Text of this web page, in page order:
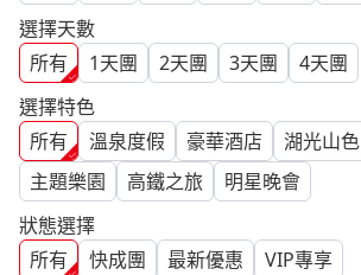
選擇天數
所有
1天團 2天團 3天團 4天團
選擇特色
所有
溫泉度假 豪華酒店 湖光山色
主題樂園
高鐵之旅
明星晚會
狀態選擇
所有
快成團 最新優惠 VIP專享